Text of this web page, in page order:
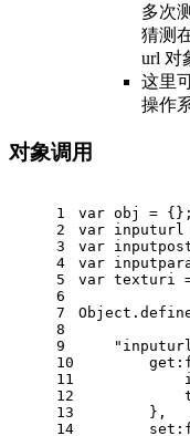
多次
猜测
url 对
这里
操作
对象调用
1
2
3
4
5
6
7
8
9
10
11
12
13
14
var obj = {};
var inputurl
var
var
var texturi
Object
get
        },
set